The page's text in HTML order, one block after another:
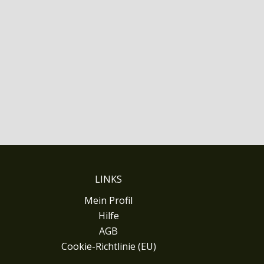
LINKS
Mein Profil
Hilfe
AGB
Cookie-Richtlinie (EU)